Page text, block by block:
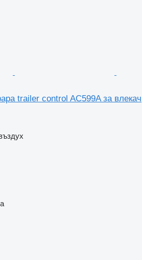
trailer control AC599A за влекач